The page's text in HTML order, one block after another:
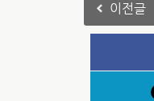
이전글